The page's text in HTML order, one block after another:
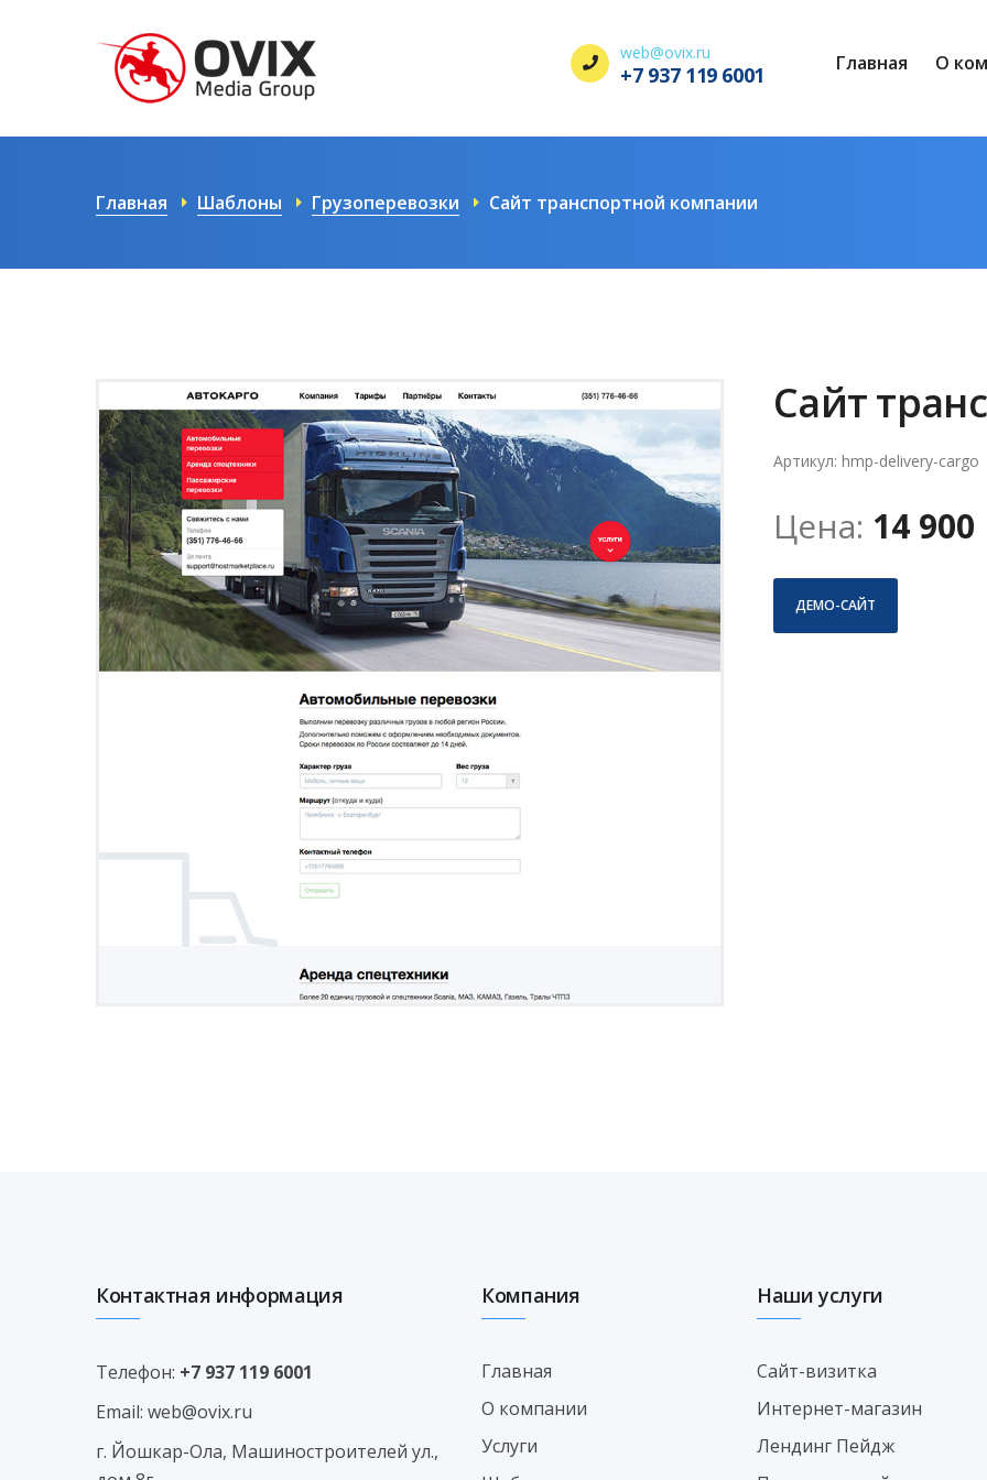
web@ovix.ru
+7 937 119 6001 Главная О
Главная Шаблоны Грузоперевозки Сайт транспортной компании
Сайт
Артикул: hmp-delivery-cargo
Цена: 14 900
ДЕМО-САЙТ
Контактная информация
Телефон: +7 937 119 6001
Email: web@ovix.ru
г. Йошкар-Ола, Машиностроителей ул.,
Компания
Главная
О компании
Услуги
Наши услуги
Сайт-визитка
Интернет-магазин
Лендинг Пейдж